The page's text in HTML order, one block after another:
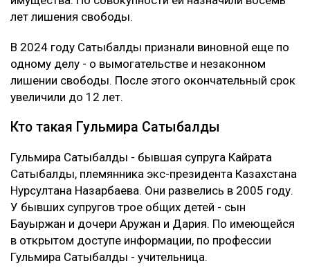
лет лишения свободы.
В 2024 году Сатыбалды признали виновной еще по
одному делу - о вымогательстве и незаконном
лишении свободы. После этого окончательный срок
увеличили до 12 лет.
Кто такая Гульмира Сатыбалды
Гульмира Сатыбалды - бывшая супруга Кайрата
Сатыбалды, племянника экс-президента Казахстана
Нурсултана Назарбаева. Они развелись в 2005 году.
У бывших супругов трое общих детей - сын
Бауыржан и дочери Аружан и Дария. По имеющейся
в открытом доступе информации, по профессии
Гульмира Сатыбалды - учительница.